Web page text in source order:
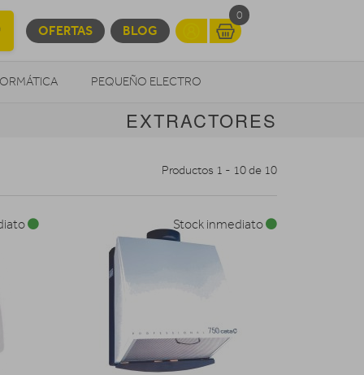
OFERTAS BLOG
0
PEQUEÑO ELECTRO
EXTRACTORES
Productos 1 - 10 de 10
Stock inmediato